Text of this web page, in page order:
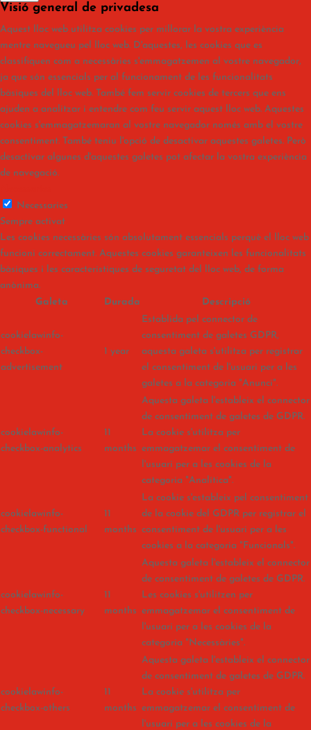
Visió general de privadesa
Aquest lloc web utilitza cookies per millorar la vostra experiència
mentre navegueu pel lloc web. D'aquestes, les cookies que es
classifiquen com a necessàries s'emmagatzemen al vostre navegador,
ja que són essencials per al funcionament de les funcionalitats
bàsiques del lloc web. També fem servir cookies de tercers que ens
ajuden a analitzar i entendre com feu servir aquest lloc web. Aquestes
cookies s'emmagatzemaran al vostre navegador només amb el vostre
consentiment. També teniu l'opció de desactivar aquestes galetes. Però
desactivar algunes d'aquestes galetes pot afectar la vostra experiència
de navegació.
Necessaries
Sempre activat
Les cookies necessàries són absolutament essencials perquè el lloc web
funcioni correctament. Aquestes cookies garanteixen les funcionalitats
bàsiques i les característiques de seguretat del lloc web, de forma
anònima.
Galeta
Durada Descripció
cookielawinfo-
checkbox-
advertisement
1 year
Establida pel connector de
consentiment de galetes GDPR,
aquesta galeta s'utilitza per registrar
el consentiment de l'usuari per a les
galetes a la categoria "Anunci".
cookielawinfo-
checkbox-analytics
11
months
Aquesta galeta l'estableix el connector
de consentiment de galetes de GDPR.
La cookie s'utilitza per
emmagatzemar el consentiment de
l'usuari per a les cookies de la
categoria "Analítica".
cookielawinfo-
checkbox-functional
11
months
La cookie s'estableix pel consentiment
de la cookie del GDPR per registrar el
consentiment de l'usuari per a les
cookies a la categoria "Funcionals".
cookielawinfo-
checkbox-necessary
11
months
Aquesta galeta l'estableix el connector
de consentiment de galetes de GDPR.
Les cookies s'utilitzen per
emmagatzemar el consentiment de
l'usuari per a les cookies de la
categoria "Necessàries".
cookielawinfo-
checkbox-others
11
months
Aquesta galeta l'estableix el connector
de consentiment de galetes de GDPR.
La cookie s'utilitza per
emmagatzemar el consentiment de
l'usuari per a les cookies de la